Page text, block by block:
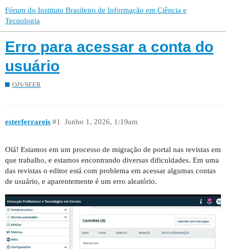
Fórum do Instituto Brasileiro de Informação em Ciência e
Tecnologia
Erro para acessar a conta do
usuário
OJS/SEER
esterferrareis Junho 1, 2026, 1:19am
#1
Olá! Estamos em um processo de migração de portal nas revistas em
que trabalho, e estamos encontrando diversas dificuldades. Em uma
das revistas o editor está com problema em acessar algumas contas
de usuário, e aparentemente é um erro aleatório.